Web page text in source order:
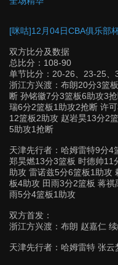
[咪咕]12月04日CBA俱乐部
双方比分及数据
总比分：108-90
单节比分：20-26、23-25、
浙江方兴渡：布朗20分3篮
断 孙铭徽7分3篮板6助攻3
瑞6分2篮板1助攻2抢断 许
12篮板2助攻 赵岩昊13分2
5助攻1抢断
天津先行者：哈姆雷特9分
郑昊燃13分3篮板 时德帅11
助攻 雷诺兹5分6篮板1助攻
板4助攻 田雨3分2篮板 蒋
雨5分4篮板1助攻
双方首发：
浙江方兴渡：布朗 赵嘉仁
天津先行者：哈姆雷特 张